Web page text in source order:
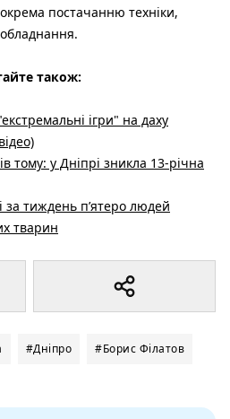
постачанню техніки,
також:
ігри" на даху
тому: у Дніпрі зникла 13-річна
тиждень п’ятеро людей
тварин
#Дніпро #Борис Філатов